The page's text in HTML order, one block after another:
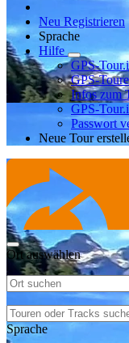
Neu Registrieren
Sprache
Hilfe
GPS-
GPS-
Infos zum
GPS-
Passwort
Neue Tour
Ort auswählen
Sprache